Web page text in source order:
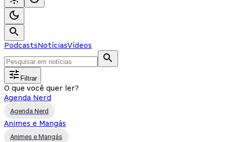
PodcastsNotíciasVídeos
Filtrar
O que você quer ler?
Agenda Nerd
Agenda Nerd
Animes e Mangás
Animes e Mangás